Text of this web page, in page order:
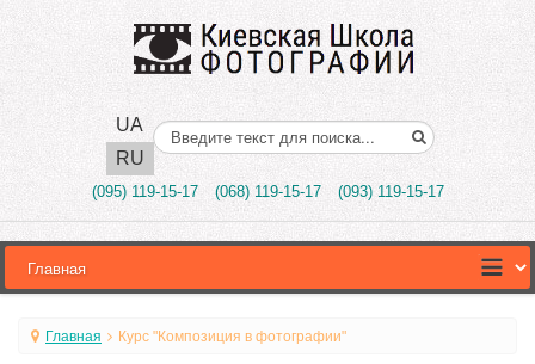
UA
RU
Поиск..
(095) 119-15-17 (068) 119-15-17 (093) 119-15-17
Главная Курс "Композиция в фотографии"